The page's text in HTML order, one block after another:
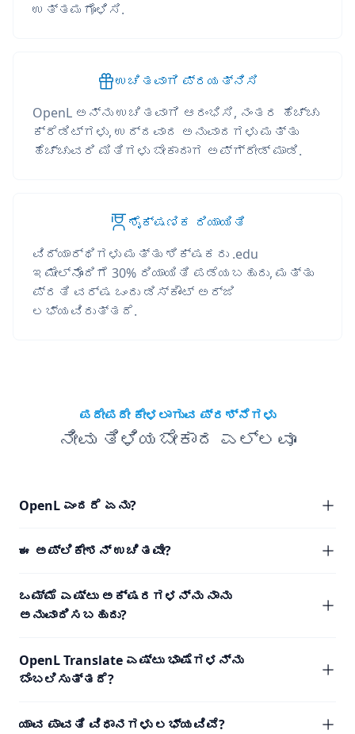
ಉತ್ತಮಗೊಳಿಸಿ.
ಉಚಿತವಾಗಿ ಪ್ರಯತ್ನಿಸಿ
OpenL ಅನ್ನು ಉಚಿತವಾಗಿ ಆರಂಭಿಸಿ, ನಂತರ ಹೆಚ್ಚು
ಕ್ರೆಡಿಟ್‌ಗಳು, ಉದ್ದವಾದ ಅನುವಾದಗಳು ಮತ್ತು
ಹೆಚ್ಚುವರಿ ಮಿತಿಗಳು ಬೇಕಾದಾಗ ಅಪ್‌ಗ್ರೇಡ್ ಮಾಡಿ.
ಶೈಕ್ಷಣಿಕ ರಿಯಾಯಿತಿ
ವಿದ್ಯಾರ್ಥಿಗಳು ಮತ್ತು ಶಿಕ್ಷಕರು .edu
ಇಮೇಲ್‌ನೊಂದಿಗೆ 30% ರಿಯಾಯಿತಿ ಪಡೆಯಬಹುದು, ಮತ್ತು
ಪ್ರತಿ ವರ್ಷ ಒಂದು ಡಿಸ್ಕೌಂಟ್ ಅರ್ಜಿ
ಲಭ್ಯವಿರುತ್ತದೆ.
ಪದೇಪದೇ ಕೇಳಲಾಗುವ ಪ್ರಶ್ನೆಗಳು
ನೀವು ತಿಳಿಯಬೇಕಾದ ಎಲ್ಲವೂ
OpenL ಎಂದರೆ ಏನು?
ಈ ಅಪ್ಲಿಕೇಶನ್ ಉಚಿತವೇ?
ಒಮ್ಮೆ ಎಷ್ಟು ಅಕ್ಷರಗಳನ್ನು ನಾನು
ಅನುವಾದಿಸಬಹುದು?
OpenL Translate ಎಷ್ಟು ಭಾಷೆಗಳನ್ನು
ಬೆಂಬಲಿಸುತ್ತದೆ?
ಯಾವ ಪಾವತಿ ವಿಧಾನಗಳು ಲಭ್ಯವಿವೆ?